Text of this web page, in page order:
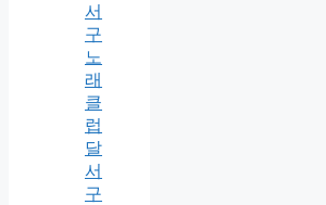
서
구
노
래
클
럽
달
서
구